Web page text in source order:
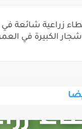
زراعية شائعة
الكبيرة في